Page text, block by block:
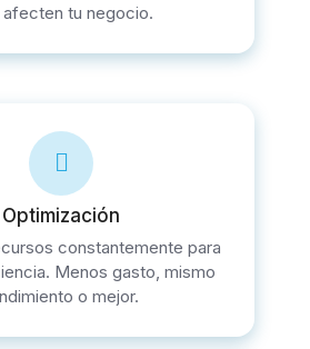
afecten tu negocio.
Optimización
constantemente para
Menos gasto, mismo
o mejor.